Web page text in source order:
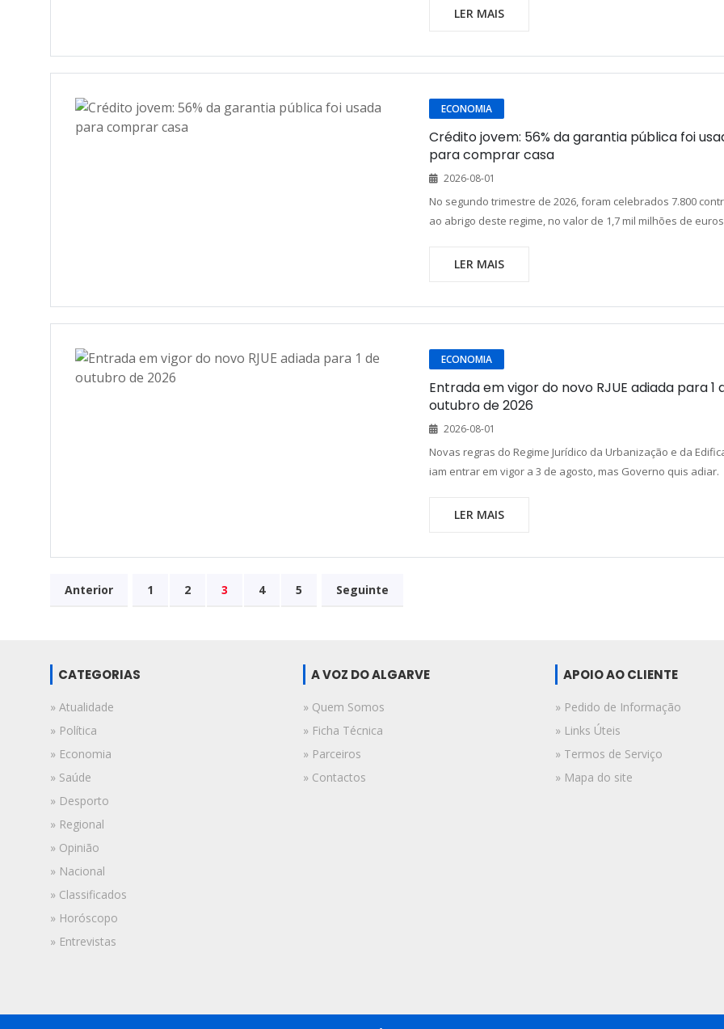
LER MAIS
ECONOMIA
Crédito jovem: 56% da garantia pública foi
para comprar casa
2026-08-01
No segundo trimestre de 2026, foram celebrados 7.800
ao abrigo deste regime, no valor de 1,7 mil milhões de
LER MAIS
ECONOMIA
Entrada em vigor do novo RJUE adiada para 1
outubro de 2026
2026-08-01
Novas regras do Regime Jurídico da Urbanização e da
iam entrar em vigor a 3 de agosto, mas Governo quis adiar.
LER MAIS
Anterior 1 2 3 4 5 Seguinte
CATEGORIAS
» Atualidade
» Política
» Economia
» Saúde
» Desporto
» Regional
» Opinião
» Nacional
» Classificados
» Horóscopo
» Entrevistas
A VOZ DO ALGARVE
» Quem Somos
» Ficha Técnica
» Parceiros
» Contactos
APOIO AO CLIENTE
» Pedido de Informação
» Links Úteis
» Termos de Serviço
» Mapa do site